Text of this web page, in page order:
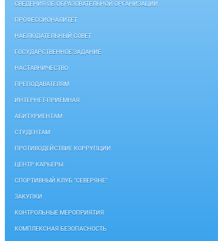
СВЕДЕНИЯ ОБ ОБРАЗОВАТЕЛЬНОЙ ОРГАНИЗАЦИИ
ПРОФЕССИОНАЛИТЕТ
НАБЛЮДАТЕЛЬНЫЙ СОВЕТ
ГОСУДАРСТВЕННОЕ ЗАДАНИЕ
НАСТАВНИЧЕСТВО
ПРЕПОДАВАТЕЛЯМ
ИНТЕРНЕТ-ПРИЕМНАЯ
АБИТУРИЕНТАМ
СТУДЕНТАМ
ПРОТИВОДЕЙСТВИЕ КОРРУПЦИИ
ЦЕНТР КАРЬЕРЫ
СПОРТИВНЫЙ КЛУБ "СЕВЕРЯНЕ"
ЗАКУПКИ
КОНТРОЛЬНЫЕ МЕРОПРИЯТИЯ
КОМПЛЕКСНАЯ БЕЗОПАСНОСТЬ